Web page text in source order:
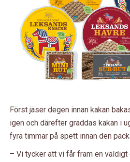
Först jäser degen innan kakan
igen och därefter gräddas kakan i
fyra timmar på spett innan den
– Vi tycker att vi får fram en väldigt